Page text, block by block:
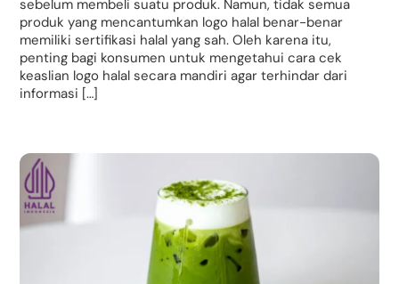
sebelum membeli suatu produk. Namun, tidak semua
produk yang mencantumkan logo halal benar-benar
memiliki sertifikasi halal yang sah. Oleh karena itu,
penting bagi konsumen untuk mengetahui cara cek
keaslian logo halal secara mandiri agar terhindar dari
informasi […]